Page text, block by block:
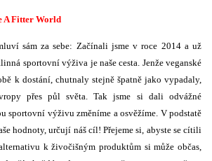
A Fitter World
sám za sebe: Začínali jsme v roce 2014 a už
sportovní výživa je naše cesta. Jenže veganské
k dostání, chutnaly stejně špatně jako vypadaly,
přes půl světa. Tak jsme si dali odvážné
sportovní výživu změníme a osvěžíme. V podstatě
hodnoty, určují náš cíl! Přejeme si, abyste se cítili
k živočišným produktům si může občas,